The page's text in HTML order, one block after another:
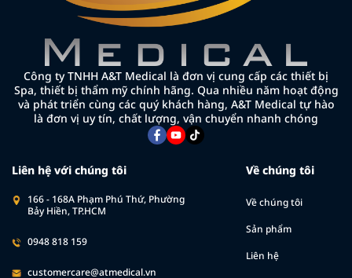
Liên hệ với chúng tôi
166 - 168A Phạm Phú Thứ, Phường
Bảy Hiền, TP.HCM
0948 818 159
customercare@atmedical.vn
Công ty TNHH A&T Medical là đơn vị cung cấp các thiết bị
Spa, thiết bị thẩm mỹ chính hãng. Qua nhiều năm hoạt động
và phát triển cùng các quý khách hàng, A&T Medical tự hào
là đơn vị uy tín, chất lượng, vận chuyển nhanh chóng
Về chúng tôi
Về chúng tôi
Sản phẩm
Liên hệ